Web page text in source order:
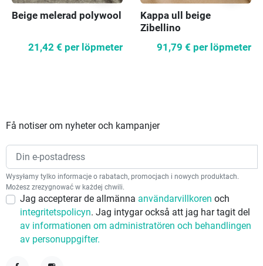
Beige melerad polywool
21,42 € per löpmeter
Kappa ull beige
Zibellino
91,79 € per löpmeter
Få notiser om nyheter och kampanjer
Wysyłamy tylko informacje o rabatach, promocjach i nowych produktach.
Możesz zrezygnować w każdej chwili.
Jag accepterar de allmänna användarvillkoren och
integritetspolicyn. Jag intygar också att jag har tagit del
av informationen om administratören och behandlingen
av personuppgifter.